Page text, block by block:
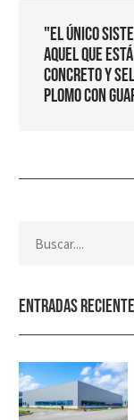
"El único
aquel que
concreto y
plomo con
Entradas